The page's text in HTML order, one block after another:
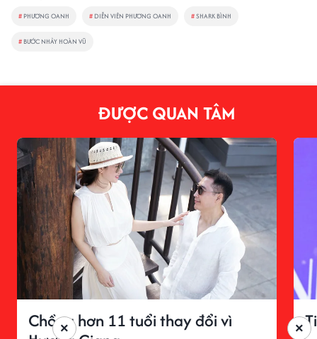
# PHƯƠNG OANH # DIỄN VIÊN PHƯƠNG OANH #SHARK BÌNH
# BƯỚC NHẢY HOÀN VŨ
ĐƯỢC QUAN TÂM
Chồng hơn 11 tuổi thay đổi vì
×
×